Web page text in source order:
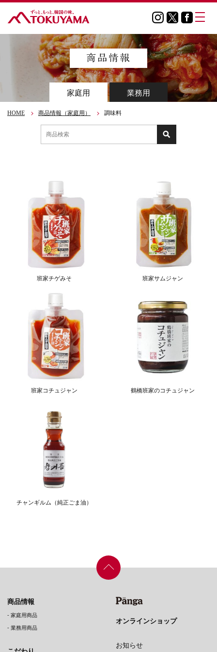
家庭用 業務用
HOME 商品情報（家庭用） 調味料
班家チゲみそ 班家サムジャン
班家コチュジャン 鶴橋班家のコチュジャン
チャンギルム（純正ごま油）
商品情報
- 家庭用商品
- 業務用商品
オンラインショップ
お知らせ